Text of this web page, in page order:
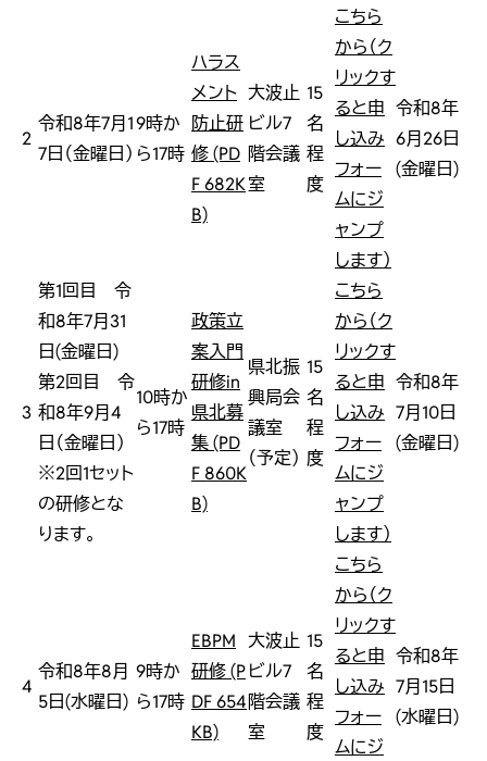
2
令和8年7月1
7日（金曜日）
9時か
ら17時
ハラス
メント
防止研
修 (PD
F 682K
B)
大波止
ビル7
階会議
室
15
名
程
度
こちら
から（ク
リックす
ると申
し込み
フォー
ムにジ
ャンプ
します）
令和8年
6月26日
(金曜日)
3
第1回目 令
和8年7月31
日(金曜日)
第2回目 令
和8年9月4
日（金曜日）
※2回1セット
の研修とな
ります。
10時か
ら17時
政策立
案入門
研修in
県北募
集 (PD
F 860K
B)
県北振
興局会
議室
（予定）
15
名
程
度
こちら
から（ク
リックす
ると申
し込み
フォー
ムにジ
ャンプ
します）
令和8年
7月10日
(金曜日)
4
令和8年8月
5日(水曜日)
9時か
ら17時
EBPM
研修 (P
DF 654
KB)
大波止
ビル7
階会議
室
15
名
程
度
こちら
から（ク
リックす
ると申
し込み
フォー
ムにジ
令和8年
7月15日
(水曜日)